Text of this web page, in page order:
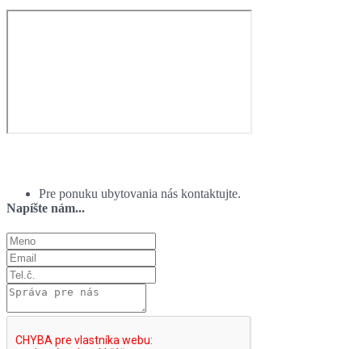
Pre ponuku ubytovania nás kontaktujte.
Napíšte nám...